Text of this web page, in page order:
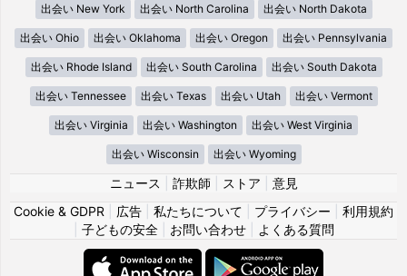
出会い New York 出会い North Carolina 出会い North Dakota
出会い Ohio 出会い Oklahoma 出会い Oregon 出会い Pennsylvania
出会い Rhode Island 出会い South Carolina 出会い South Dakota
出会い Tennessee 出会い Texas 出会い Utah 出会い Vermont
出会い Virginia 出会い Washington 出会い West Virginia
出会い Wisconsin 出会い Wyoming
ニュース 詐欺師 ストア
意見
Cookie & GDPR
広告 私たちについて プライバシー
利用規約
子どもの安全| お問い合わせ| よくある質問